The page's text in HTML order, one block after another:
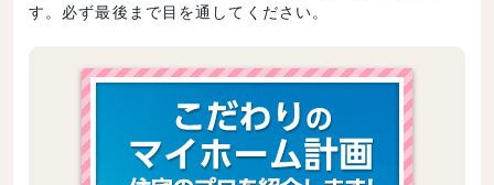
す。必ず最後まで目を通してください。